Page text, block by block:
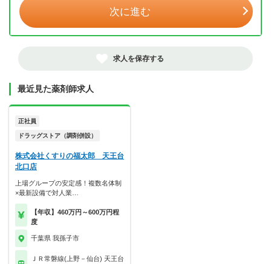
次に進む
求人を保存する
最近見た薬剤師求人
正社員
ドラッグストア（調剤併設）
株式会社くすりの福太郎 天王台
北口店
上場グループの安定感！複数名体制
×最新設備で対人業…
【年収】460万円～600万円程
度
千葉県 我孫子市
ＪＲ常磐線(上野－仙台) 天王台